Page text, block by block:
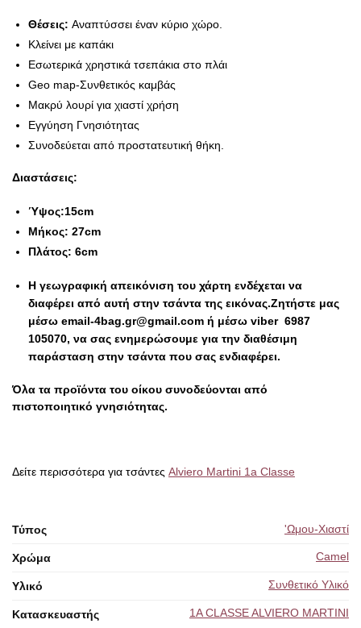
Θέσεις: Αναπτύσσει έναν κύριο χώρο.
Κλείνει με καπάκι
Εσωτερικά χρηστικά τσεπάκια στο πλάι
Geo map-Συνθετικός καμβάς
Μακρύ λουρί για χιαστί χρήση
Εγγύηση Γνησιότητας
Συνοδεύεται από προστατευτική θήκη.
Διαστάσεις:
Ύψος:15cm
Μήκος: 27cm
Πλάτος: 6cm
Η γεωγραφική απεικόνιση του χάρτη ενδέχεται να
διαφέρει από αυτή στην τσάντα της εικόνας.Ζητήστε μας
μέσω email-4bag.gr@gmail.com ή μέσω viber 6987
105070, να σας ενημερώσουμε για την διαθέσιμη
παράσταση στην τσάντα που σας ενδιαφέρει.
Όλα τα προϊόντα του οίκου συνοδεύονται από
πιστοποιητικό γνησιότητας.
Δείτε περισσότερα για τσάντες Alviero Martini 1a Classe
Τύπος 'Ωμου-Χιαστί
Χρώμα Camel
Υλικό Συνθετικό Υλικό
Κατασκευαστής 1A CLASSE ALVIERO MARTINI